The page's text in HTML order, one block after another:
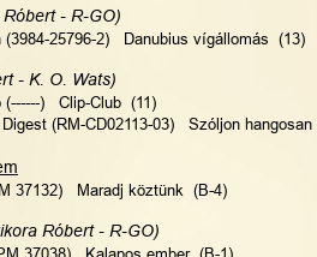
Róbert - R-GO)
25796-2)   Danubius vígállomás  (13)
- K. O. Wats)
)   Clip-Club  (11)
(RM-CD02113-03)   Szóljon
37132)   Maradj köztünk  (B-4)
Róbert - R-GO)